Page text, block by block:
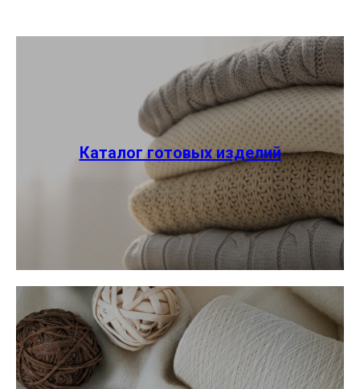
Каталог готовых изделий